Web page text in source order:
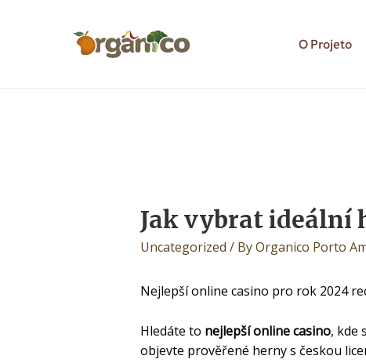
O Projeto
Jak vybrat ideální
Uncategorized / ByOrganico Porto
Nejlepší online casino pro rok 2024
Hledáte to nejlepší online casino, kde
objevte prověřené herny s českou